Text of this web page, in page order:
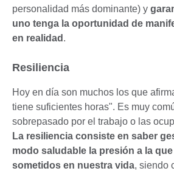
personalidad más dominante) y
uno tenga la oportunidad de
en realidad .
Resiliencia
Hoy en día son muchos los que
tiene suficientes horas". Es muy
sobrepasado por el trabajo o las
La resiliencia consiste en saber
modo saludable la presión a la
sometidos en nuestra vida, siendo